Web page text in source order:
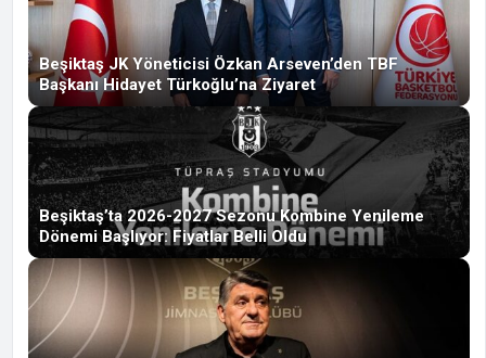
Beşiktaş JK Yöneticisi Özkan Arseven’den TBF
Başkanı Hidayet Türkoğlu’na Ziyaret
Beşiktaş’ta 2026-2027 Sezonu Kombine Yenileme
Dönemi Başlıyor: Fiyatlar Belli Oldu